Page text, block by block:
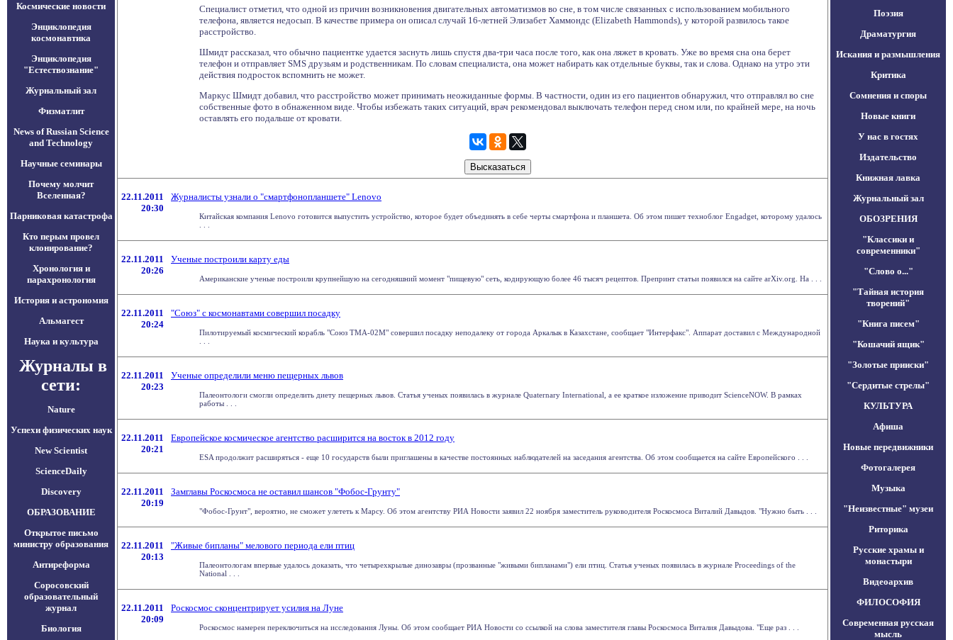
Космические новости
Энциклопедия
космонавтика
Энциклопедия
"Естествознание"
Журнальный зал
Физматлит
News of Russian Science
and Technology
Научные семинары
Почему молчит
Вселенная?
Парниковая катастрофа
Кто перым провел
клонирование?
Хронология и
парахронология
История и астрономия
Альмагест
Наука и культура
Журналы в
сети:
Nature
Успехи физических наук
New Scientist
ScienceDaily
Discovery
ОБРАЗОВАНИЕ
Открытое письмо
министру образования
Антиреформа
Соросовский
образовательный
журнал
Биология
Специалист отметил, что одной из причин возникновения двигательных автоматизмов во сне, в том числе связанных с использованием мобильного
телефона, является недосып. В качестве примера он описал случай 16-летней Элизабет Хаммондс (Elizabeth Hammonds), у которой развилось такое
расстройство.
Шмидт рассказал, что обычно пациентке удается заснуть лишь спустя два-три часа после того, как она ляжет в кровать. Уже во время сна она берет
телефон и отправляет SMS друзьям и родственникам. По словам специалиста, она может набирать как отдельные буквы, так и слова. Однако на утро эти
действия подросток вспомнить не может.
Маркус Шмидт добавил, что расстройство может принимать неожиданные формы. В частности, один из его пациентов обнаружил, что отправлял во сне
собственные фото в обнаженном виде. Чтобы избежать таких ситуаций, врач рекомендовал выключать телефон перед сном или, по крайней мере, на ночь
оставлять его подальше от кровати.
22.11.2011
20:30
Журналисты узнали о "смартфонопланшете" Lenovo
Китайская компания Lenovo готовится выпустить устройство, которое будет объединять в себе черты смартфона и планшета. Об этом пишет техноблог Engadget, которому удалось
22.11.2011
20:26
Ученые построили карту еды
Американские ученые построили крупнейшую на сегодняшний момент "пищевую" сеть, кодирующую более 46 тысяч рецептов. Препринт статьи появился на сайте arXiv.org. На . . .
22.11.2011
20:24
"Союз" с космонавтами совершил посадку
Пилотируемый космический корабль "Союз ТМА-02М" совершил посадку неподалеку от города Аркалык в Казахстане, сообщает "Интерфакс". Аппарат доставил с Международной
22.11.2011
20:23
Ученые определили меню пещерных львов
Палеонтологи смогли определить диету пещерных львов. Статья ученых появилась в журнале Quaternary International, а ее краткое изложение приводит ScienceNOW. В рамках
работы . . .
22.11.2011
20:21
Европейское космическое агентство расширится на восток в 2012 году
ESA продолжит расширяться - еще 10 государств были приглашены в качестве постоянных наблюдателей на заседания агентства. Об этом сообщается на сайте Европейского . . .
22.11.2011
20:19
Замглавы Роскосмоса не оставил шансов "Фобос-Грунту"
"Фобос-Грунт", вероятно, не сможет улететь к Марсу. Об этом агентству РИА Новости заявил 22 ноября заместитель руководителя Роскосмоса Виталий Давыдов. "Нужно быть . . .
22.11.2011
20:13
"Живые бипланы" мелового периода ели птиц
Палеонтологам впервые удалось доказать, что четырехкрылые динозавры (прозванные "живыми бипланами") ели птиц. Статья ученых появилась в журнале Proceedings of the
National . . .
22.11.2011
20:09
Роскосмос сконцентрирует усилия на Луне
Роскосмос намерен переключиться на исследования Луны. Об этом сообщает РИА Новости со ссылкой на слова заместителя главы Роскосмоса Виталия Давыдова. "Еще раз . . .
Поэзия
Драматургия
Искания и размышления
Критика
Сомнения и споры
Новые книги
У нас в гостях
Издательство
Книжная лавка
Журнальный зал
ОБОЗРЕНИЯ
"Классики и
современники"
"Слово о..."
"Тайная история
творений"
"Книга писем"
"Кошачий ящик"
"Золотые прииски"
"Сердитые стрелы"
КУЛЬТУРА
Афиша
Новые передвижники
Фотогалерея
Музыка
"Неизвестные" музеи
Риторика
Русские храмы и
монастыри
Видеоархив
ФИЛОСОФИЯ
Современная русская
мысль